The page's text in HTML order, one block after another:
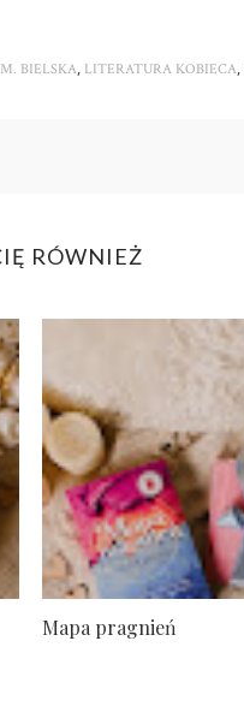
BIELSKA, LITERATURA KOBIECA,
RÓWNIEŻ
Mapa pragnień